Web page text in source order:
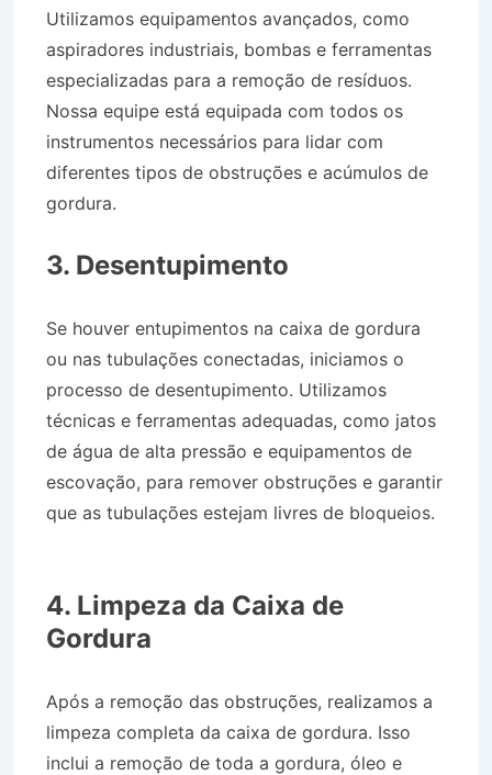
Utilizamos equipamentos avançados, como
aspiradores industriais, bombas e ferramentas
especializadas para a remoção de resíduos.
Nossa equipe está equipada com todos os
instrumentos necessários para lidar com
diferentes tipos de obstruções e acúmulos de
gordura.
3. Desentupimento
Se houver entupimentos na caixa de gordura
ou nas tubulações conectadas, iniciamos o
processo de desentupimento. Utilizamos
técnicas e ferramentas adequadas, como jatos
de água de alta pressão e equipamentos de
escovação, para remover obstruções e garantir
que as tubulações estejam livres de bloqueios.
4. Limpeza da Caixa de
Gordura
Após a remoção das obstruções, realizamos a
limpeza completa da caixa de gordura. Isso
inclui a remoção de toda a gordura, óleo e